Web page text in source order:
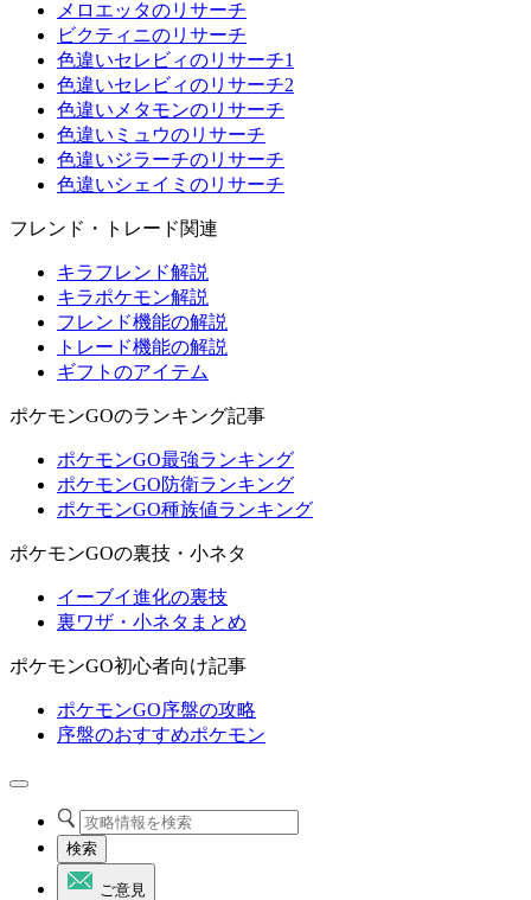
メロエッタのリサーチ
ビクティニのリサーチ
色違いセレビィのリサーチ1
色違いセレビィのリサーチ2
色違いメタモンのリサーチ
色違いミュウのリサーチ
色違いジラーチのリサーチ
色違いシェイミのリサーチ
フレンド・トレード関連
キラフレンド解説
キラポケモン解説
フレンド機能の解説
トレード機能の解説
ギフトのアイテム
ポケモンGOのランキング記事
ポケモンGO最強ランキング
ポケモンGO防衛ランキング
ポケモンGO種族値ランキング
ポケモンGOの裏技・小ネタ
イーブイ進化の裏技
裏ワザ・小ネタまとめ
ポケモンGO初心者向け記事
ポケモンGO序盤の攻略
序盤のおすすめポケモン
検索
ご意見